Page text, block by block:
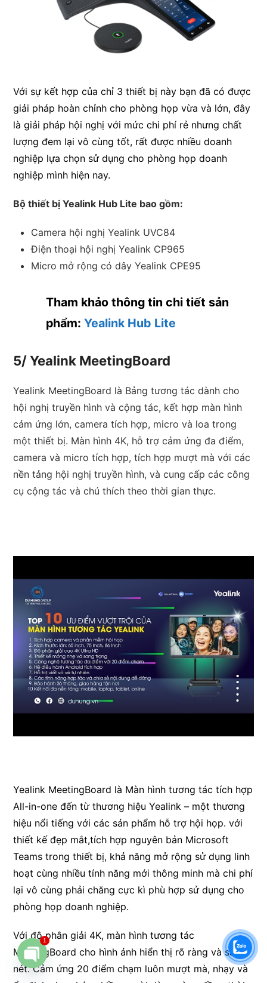
Với sự kết hợp của chỉ 3 thiết bị này bạn đã có được
giải pháp hoàn chỉnh cho phòng họp vừa và lớn, đây
là giải pháp hội nghị với mức chi phí rẻ nhưng chất
lượng đem lại vô cùng tốt, rất được nhiều doanh
nghiệp lựa chọn sử dụng cho phòng họp doanh
nghiệp mình hiện nay.
Bộ thiết bị Yealink Hub Lite bao gồm:
Camera hội nghị Yealink UVC84
Điện thoại hội nghị Yealink CP965
Micro mở rộng có dây Yealink CPE95
Tham khảo thông tin chi tiết sản
phẩm:Yealink Hub Lite
5/ Yealink MeetingBoard
Yealink MeetingBoard là Bảng tương tác dành cho
hội nghị truyền hình và cộng tác, kết hợp màn hình
cảm ứng lớn, camera tích hợp, micro và loa trong
một thiết bị. Màn hình 4K, hỗ trợ cảm ứng đa điểm,
camera và micro tích hợp, tích hợp mượt mà với các
nền tảng hội nghị truyền hình, và cung cấp các công
cụ cộng tác và chú thích theo thời gian thực.
Yealink MeetingBoard là Màn hình tương tác tích hợp
All-in-one đến từ thương hiệu Yealink – một thương
hiệu nổi tiếng với các sản phẩm hỗ trợ hội họp. với
thiết kế đẹp mắt,tích hợp nguyên bản Microsoft
Teams trong thiết bị, khả năng mở rộng sử dụng linh
hoạt cùng nhiều tính năng mới thông minh mà chi phí
lại vô cùng phải chăng cực kì phù hợp sử dụng cho
phòng họp doanh nghiệp.
Với độ phân giải 4K, màn hình tương tác
MeetingBoard cho hình ảnh hiển thị rõ ràng và sắc
nét. Cảm ứng 20 điểm chạm luôn mượt mà, nhạy và
Open
1